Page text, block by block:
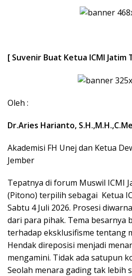
[ Suvenir Buat Ketua ICMI Jatim
Oleh :
Dr.Aries Harianto,
Akademisi FH Unej dan Ketua
Jember
Tepatnya di forum Muswil ICMI
(Pitono) terpilih sebagai Ketua
Sabtu 4 Juli 2026. Prosesi
dari para pihak. Tema besarnya
terhadap eksklusifisme tentang
Hendak direposisi menjadi
mengamini. Tidak ada satupun
Seolah menara gading tak lebih